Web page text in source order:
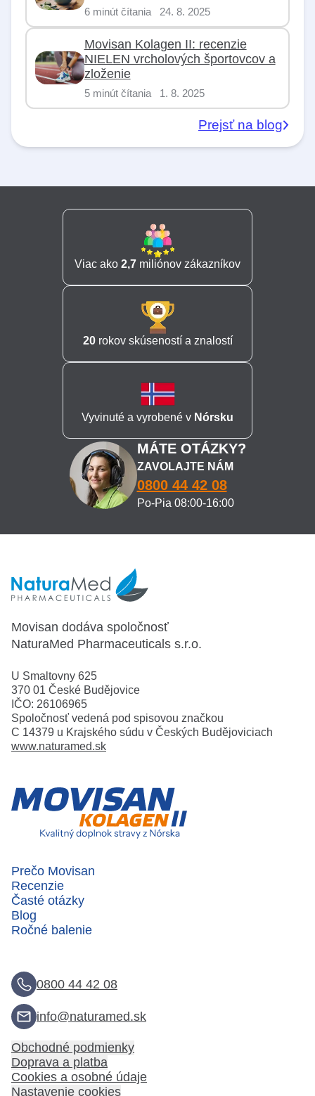
6 minút čítania 24. 8. 2025
Movisan Kolagen II: recenzie
NIELEN vrcholových športovcov a
zloženie
5 minút čítania 1. 8. 2025
Prejsť na blog
Viac ako 2,7 miliónov zákazníkov
20rokov skúseností a znalostí
Vyvinuté a vyrobené v Nórsku
MÁTE OTÁZKY?
ZAVOLAJTE NÁM
0800 44 42 08
Po-Pia 08:00-16:00
Movisan dodáva spoločnosť
NaturaMed Pharmaceuticals s.r.o.
U Smaltovny 625
370 01 České Budějovice
IČO: 26106965
Spoločnosť vedená pod spisovou značkou
C 14379 u Krajského súdu v Českých Budějoviciach
www.naturamed.sk
Prečo Movisan
Recenzie
Časté otázky
Blog
Ročné balenie
0800 44 42 08
info@naturamed.sk
Obchodné podmienky
Doprava a platba
Cookies a osobné údaje
Nastavenie cookies